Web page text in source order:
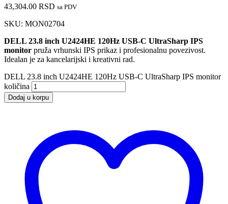
43,304.00 RSD sa PDV
SKU: MON02704
DELL 23.8 inch U2424HE 120Hz USB-C UltraSharp IPS
monitor pruža vrhunski IPS prikaz i profesionalnu povezivost.
Idealan je za kancelarijski i kreativni rad.
DELL 23.8 inch U2424HE 120Hz USB-C UltraSharp IPS monitor
količina
Dodaj u korpu